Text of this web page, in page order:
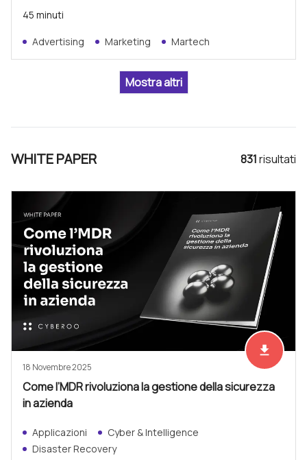
45 minuti
Advertising Marketing Martech
WHITE PAPER 831risultati
Scarica
file_download
18 Novembre 2025
Come l’MDR rivoluziona la gestione della sicurezza
in azienda
Applicazioni
Cyber & Intelligence
Disaster Recovery